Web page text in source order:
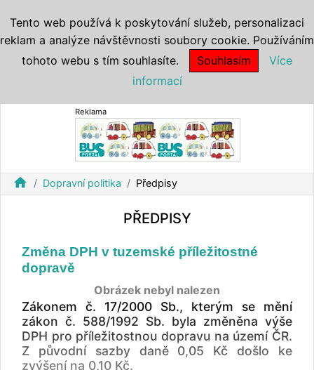
Reklama
home Dopravní politika Předpisy
PŘEDPISY
Změna DPH v tuzemské příležitostné
dopravě
Obrázek nebyl nalezen
Zákonem č. 17/2000 Sb., kterým se mění
zákon č. 588/1992 Sb. byla změněna výše
DPH pro příležitostnou dopravu na území ČR.
Z původní sazby daně 0,05 Kč došlo ke
zvýšení na 0,10 Kč.
Tento web používá k poskytování služeb, personalizaci
reklam a analýze návštěvnosti soubory cookie. Používáním
tohoto webu s tím souhlasíte.
Souhlasím
Více
informací